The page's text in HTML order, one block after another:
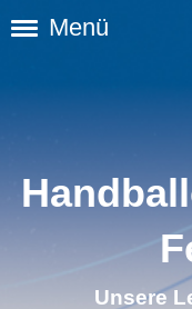
Menü
Unsere